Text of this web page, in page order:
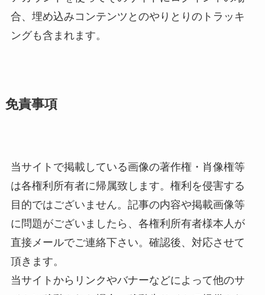
合、埋め込みコンテンツとのやりとりのトラッキ
ングも含まれます。
免責事項
当サイトで掲載している画像の著作権・肖像権等
は各権利所有者に帰属致します。権利を侵害する
目的ではございません。記事の内容や掲載画像等
に問題がございましたら、各権利所有者様本人が
直接メールでご連絡下さい。確認後、対応させて
頂きます。
当サイトからリンクやバナーなどによって他のサ